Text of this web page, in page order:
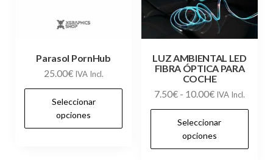
página
producto
la
Parasol PornHub
25.00€ IVA Incl.
Seleccionar
opciones
producto
LUZ AMBIENTAL LED
FIBRA ÓPTICA PARA
COCHE
7.50€ - 10.00€Rango
de
precios:
desde
7.50€
IVA Incl.
Seleccionar
opciones